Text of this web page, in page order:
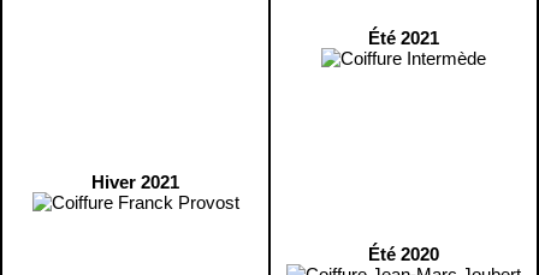
Hiver 2021
Été 2021
Été 2020